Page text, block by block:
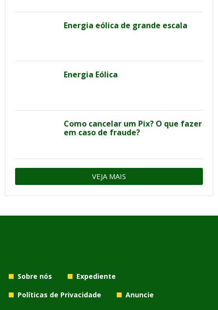
Energia eólica de grande escala
Energia Eólica
Como cancelar um Pix? O que fazer
em caso de fraude?
VEJA MAIS
Sobre nós
Expediente
Políticas de Privacidade
Anuncie